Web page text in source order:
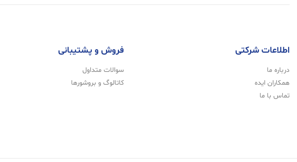
اطلاعات شرکتی
درباره ما
همکاران ایده
تماس با ما
فروش و پشتیبانی
سوالات متداول
کاتالوگ و بروشورها